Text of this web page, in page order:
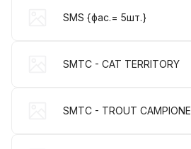
SMS {фас.= 5шт.}
SMTC - CAT TERRITORY
SMTC - TROUT CAMPIONE